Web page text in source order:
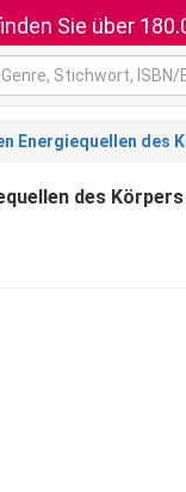
Sie über
Energiequellen
des